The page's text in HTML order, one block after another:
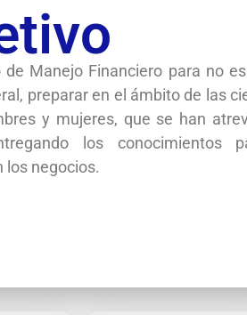
de Manejo Financiero para no
preparar en el ámbito de las
y mujeres, que se han
los conocimientos
los negocios.